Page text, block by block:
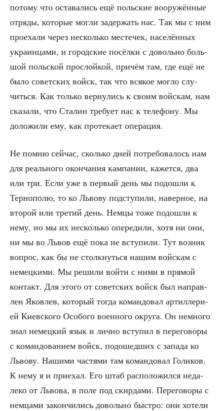
пото­му что оста­ва­лись ещё поль­ские воору­жён­ные
отря­ды, кото­рые мог­ли задер­жать нас. Так мы с ним
про­еха­ли через несколь­ко месте­чек, насе­лён­ных
укра­ин­ца­ми, и город­ские посёл­ки с доволь­но боль­
шой поль­ской про­слой­кой, при­чём там, где ещё не
было совет­ских войск, так что вся­кое мог­ло слу­
чить­ся. Как толь­ко вер­ну­лись к сво­им вой­скам, нам
ска­за­ли, что Ста­лин тре­бу­ет нас к теле­фо­ну. Мы
доло­жи­ли ему, как про­те­ка­ет операция.
Не пом­ню сей­час, сколь­ко дней потре­бо­ва­лось нам
для реаль­но­го окон­ча­ния кам­па­нии, кажет­ся, два
или три. Если уже в пер­вый день мы подо­шли к
Тер­но­по­лю, то ко Льво­ву под­сту­пи­ли, навер­ное, на
вто­рой или тре­тий день. Нем­цы тоже подо­шли к
нему, но мы их несколь­ко опе­ре­ди­ли, хотя ни они,
ни мы во Львов ещё пока не всту­пи­ли. Тут воз­ник
вопрос, как бы не столк­нуть­ся нашим вой­скам с
немец­ки­ми. Мы реши­ли вой­ти с ними в пря­мой
кон­такт. Для это­го от совет­ских войск был направ­
лен Яко­влев, кото­рый тогда коман­до­вал артил­ле­ри­
ей Киев­ско­го Осо­бо­го воен­но­го окру­га. Он немно­го
знал немец­кий язык и лич­но всту­пил в пере­го­во­ры
с коман­до­ва­ни­ем войск, подо­шед­ших с запа­да ко
Льво­ву. Наши­ми частя­ми там коман­до­вал Голи­ков.
К нему я и при­е­хал. Его штаб рас­по­ло­жил­ся неда­
ле­ко от Льво­ва, в поле под скир­да­ми. Пере­го­во­ры с
нем­ца­ми закон­чи­лись доволь­но быст­ро: они хоте­ли